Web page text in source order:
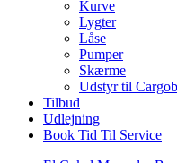
Kurve
Lygter
Låse
Pumper
Skærme
Udstyr til
Tilbud
Udlejning
Book Tid Til Service